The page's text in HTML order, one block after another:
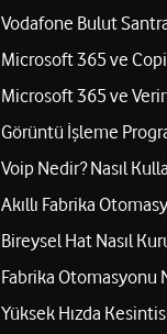
Vodafone Bulut
Microsoft 365 ve
Microsoft 365 ve
Görüntü İşleme
Voip Nedir? Nasıl
Akıllı Fabrika
Bireysel Hat Nasıl
Fabrika Otomasyonu
Yüksek Hızda